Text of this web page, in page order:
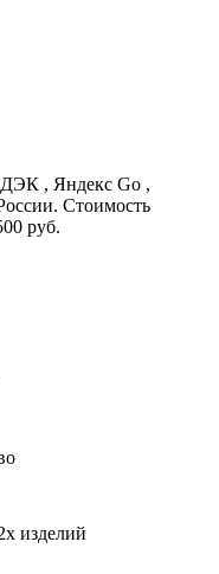
, Яндекс Go ,
Стоимость
руб.
изделий